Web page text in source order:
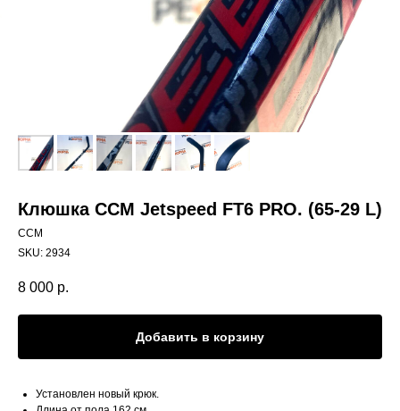
Клюшка CCM Jetspeed FT6 PRO. (65-29 L)
CCM
SKU: 2934
8 000 р.
Добавить в корзину
Установлен новый крюк.